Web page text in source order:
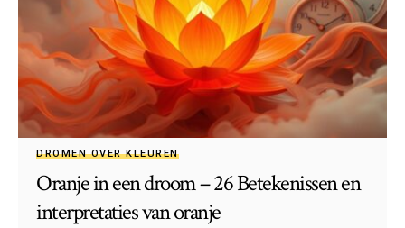
DROMEN OVER KLEUREN
Oranje in een droom – 26 Betekenissen en
interpretaties van oranje